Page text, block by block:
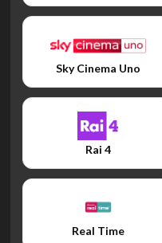
Sky Cinema Uno
Rai 4
Real Time